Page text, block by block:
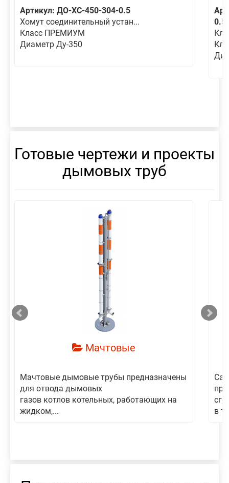
Артикул: ДО-ХС-450-304-0.5
Хомут соединительный устан...
Класс ПРЕМИУМ
Диаметр Ду-350
Готовые чертежи и проекты
дымовых труб
Мачтовые
Мачтовые дымовые трубы предназначены
для отвода дымовых
газов котлов котельных, работающих на
жидком,...
в